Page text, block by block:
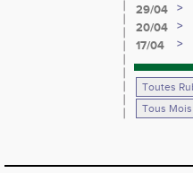
29/04
>
20/04
>
17/04
>